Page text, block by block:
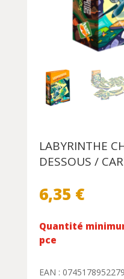
LABYRINTHE
DESSOUS /
6,35 €
Quantité
pce
EAN : 0745178952279